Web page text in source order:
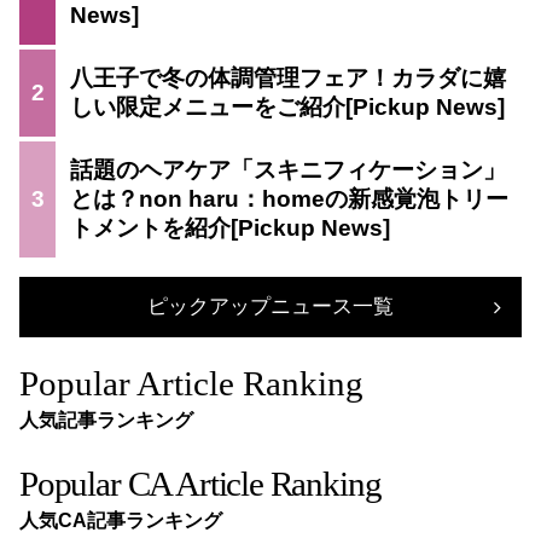
2
八王子で冬の体調管理フェア！カラダに嬉
しい限定メニューをご紹介
3
話題のヘアケア「スキニフィケーション」
とは？non haru：homeの新感覚泡トリー
トメントを紹介
ピックアップニュース一覧
Popular Article Ranking
人気記事ランキング
Popular CA Article Ranking
人気CA記事ランキング